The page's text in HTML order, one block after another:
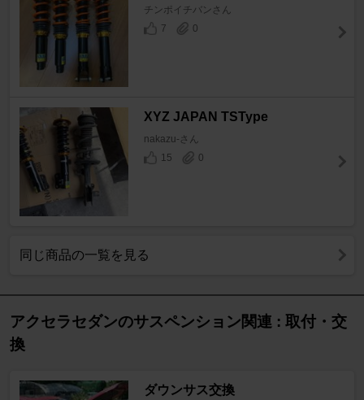
チンポイチバンさん
7
0
XYZ JAPAN TSType
nakazu-さん
15
0
同じ商品の一覧を見る
アクセラセダンのサスペンション関連 : 取付・交
換
ダウンサス交換